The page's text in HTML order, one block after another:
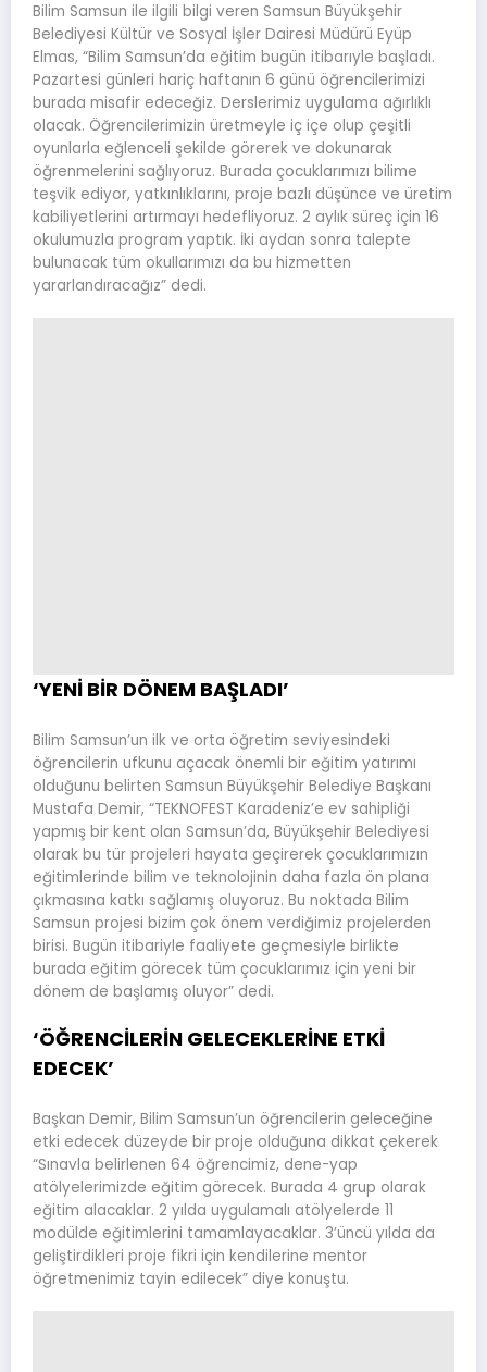
Bilim Samsun ile ilgili bilgi veren Samsun Büyükşehir
Belediyesi Kültür ve Sosyal İşler Dairesi Müdürü Eyüp
Elmas, “Bilim Samsun’da eğitim bugün itibarıyle başladı.
Pazartesi günleri hariç haftanın 6 günü öğrencilerimizi
burada misafir edeceğiz. Derslerimiz uygulama ağırlıklı
olacak. Öğrencilerimizin üretmeyle iç içe olup çeşitli
oyunlarla eğlenceli şekilde görerek ve dokunarak
öğrenmelerini sağlıyoruz. Burada çocuklarımızı bilime
teşvik ediyor, yatkınlıklarını, proje bazlı düşünce ve üretim
kabiliyetlerini artırmayı hedefliyoruz. 2 aylık süreç için 16
okulumuzla program yaptık. İki aydan sonra talepte
bulunacak tüm okullarımızı da bu hizmetten
yararlandıracağız” dedi.
‘YENİ BİR DÖNEM BAŞLADI’
Bilim Samsun’un ilk ve orta öğretim seviyesindeki
öğrencilerin ufkunu açacak önemli bir eğitim yatırımı
olduğunu belirten Samsun Büyükşehir Belediye Başkanı
Mustafa Demir, “TEKNOFEST Karadeniz’e ev sahipliği
yapmış bir kent olan Samsun’da, Büyükşehir Belediyesi
olarak bu tür projeleri hayata geçirerek çocuklarımızın
eğitimlerinde bilim ve teknolojinin daha fazla ön plana
çıkmasına katkı sağlamış oluyoruz. Bu noktada Bilim
Samsun projesi bizim çok önem verdiğimiz projelerden
birisi. Bugün itibariyle faaliyete geçmesiyle birlikte
burada eğitim görecek tüm çocuklarımız için yeni bir
dönem de başlamış oluyor” dedi.
‘ÖĞRENCİLERİN GELECEKLERİNE ETKİ
EDECEK’
Başkan Demir, Bilim Samsun’un öğrencilerin geleceğine
etki edecek düzeyde bir proje olduğuna dikkat çekerek
“Sınavla belirlenen 64 öğrencimiz, dene-yap
atölyelerimizde eğitim görecek. Burada 4 grup olarak
eğitim alacaklar. 2 yılda uygulamalı atölyelerde 11
modülde eğitimlerini tamamlayacaklar. 3’üncü yılda da
geliştirdikleri proje fikri için kendilerine mentor
öğretmenimiz tayin edilecek” diye konuştu.